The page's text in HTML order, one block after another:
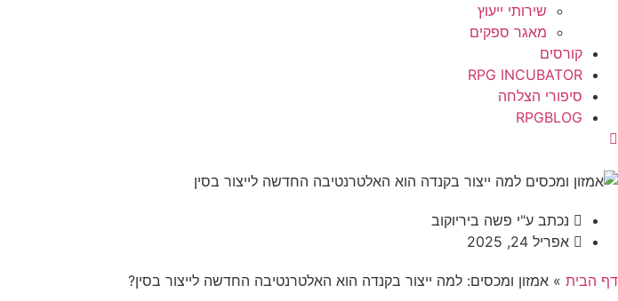
שירותי ייעוץ
מאגר ספקים
קורסים
RPG INCUBATOR
סיפורי הצלחה
RPGBLOG
נכתב ע"י פשה ביריוקוב
אפריל 24, 2025
דף הבית » אמזון ומכסים: למה ייצור בקנדה הוא האלטרנטיבה החדשה לייצור בסין?